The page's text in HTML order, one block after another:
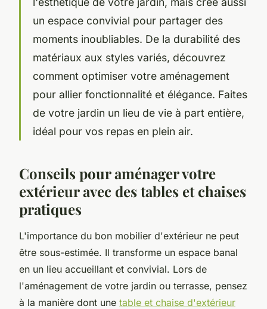
un espace convivial pour partager des
moments inoubliables. De la durabilité des
matériaux aux styles variés, découvrez
comment optimiser votre aménagement
pour allier fonctionnalité et élégance. Faites
de votre jardin un lieu de vie à part entière,
idéal pour vos repas en plein air.
Conseils pour aménager votre
extérieur avec des tables et chaises
pratiques
L'importance du bon mobilier d'extérieur ne peut
être sous-estimée. Il transforme un espace banal
en un lieu accueillant et convivial. Lors de
l'aménagement de votre jardin ou terrasse, pensez
à la manière dont une table et chaise d'extérieur